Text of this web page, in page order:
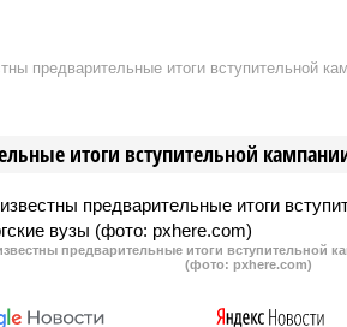
предварительные итоги вступительной
итоги вступительной
предварительные итоги вступительной
(фото: pxhere.com)